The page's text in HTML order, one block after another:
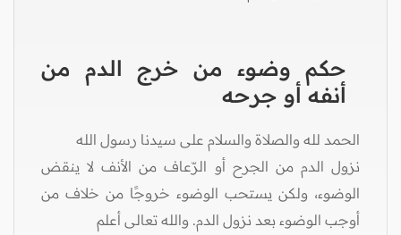
حكم وضوء من خرج الدم من
أنفه أو جرحه
الحمد لله والصلاة والسلام على سيدنا رسول الله
نزول الدم من الجرح أو الرّعاف من الأنف لا ينقض
الوضوء، ولكن يستحب الوضوء خروجًا من خلاف من
أوجب الوضوء بعد نزول الدم. والله تعالى أعلم